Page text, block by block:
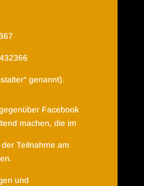
genannt).
Facebook
machen, die im
Teilnahme am
und